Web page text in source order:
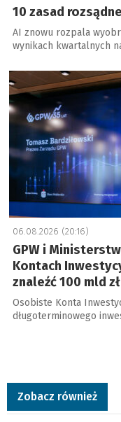
10 zasad
AI znowu rozpala
wynikach kwartalnych
a
06.08.2026 (20:16)
GPW i
Kontach
znaleźć 100 mld
Osobiste Konta
długoterminowego
Zobacz również